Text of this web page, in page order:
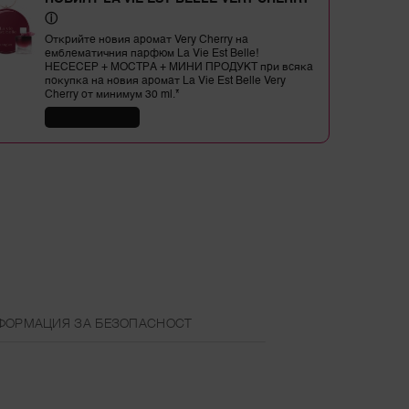
ⓘ
Открийте новия аромат Very Cherry на
емблематичния парфюм La Vie Est Belle!
НЕСЕСЕР + МОСТРА + МИНИ ПРОДУКТ при всяка
покупка на новия аромат La Vie Est Belle Very
Cherry от минимум 30 ml.*
ЗА БЕЗОПАСНОСТ